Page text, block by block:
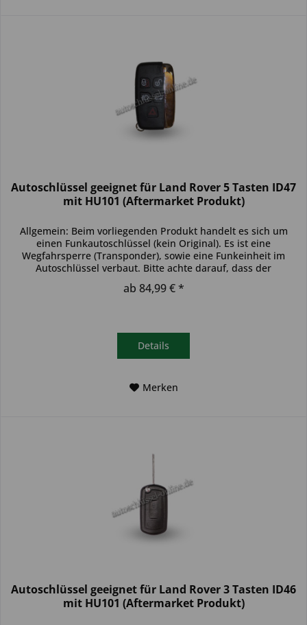
Autoschlüssel geeignet für Land Rover 5 Tasten ID47
mit HU101 (Aftermarket Produkt)
Allgemein: Beim vorliegenden Produkt handelt es sich um
einen Funkautoschlüssel (kein Original). Es ist eine
Wegfahrsperre (Transponder), sowie eine Funkeinheit im
Autoschlüssel verbaut. Bitte achte darauf, dass der
Autoschlüssel deinem...
ab 84,99 € *
Details
Merken
Autoschlüssel geeignet für Land Rover 3 Tasten ID46
mit HU101 (Aftermarket Produkt)